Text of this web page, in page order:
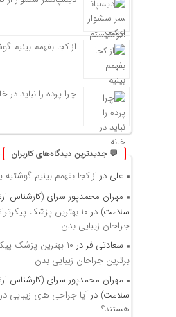
از کجا بفهمم بینیم
چرا پرده را نباید
💬 جدیدترین دیدگاه‌های کاربران
علی در از کجا بفهمم بینیم گوشتیه
مهران محمدپور سرای (کارشناس
سلامت) در
۱۰ بهترین پزشک
جراحان زیبایی بدن
سعادتی فر در
۱۰ بهترین پزشک
برترین جراحان زیبایی بدن
مهران محمدپور سرای (کارشناس
سلامت) در آیا جراحی های زیبایی
هستند؟